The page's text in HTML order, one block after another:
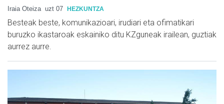
Iraia Oteiza uzt 07 HEZKUNTZA
Besteak beste, komunikazioari, irudiari eta ofimatikari
buruzko ikastaroak eskainiko ditu KZguneak irailean, guztiak
aurrez aurre.